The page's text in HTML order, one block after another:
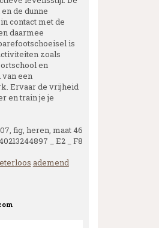
de dunne
contact met de
daarmee
is
zoals
en
een
Ervaar de vrijheid
en train je je
fig, heren, maat 46
_ E2 _ F8
ademend